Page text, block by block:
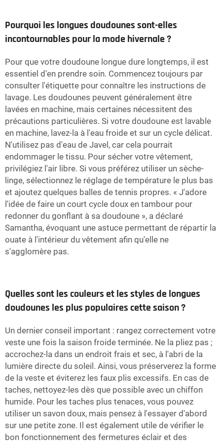
Pourquoi les longues doudounes sont-elles
incontournables pour la mode hivernale ?
Pour que votre doudoune longue dure longtemps, il est
essentiel d'en prendre soin. Commencez toujours par
consulter l'étiquette pour connaître les instructions de
lavage. Les doudounes peuvent généralement être
lavées en machine, mais certaines nécessitent des
précautions particulières. Si votre doudoune est lavable
en machine, lavez-la à l'eau froide et sur un cycle délicat.
N'utilisez pas d'eau de Javel, car cela pourrait
endommager le tissu. Pour sécher votre vêtement,
privilégiez l'air libre. Si vous préférez utiliser un sèche-
linge, sélectionnez le réglage de température le plus bas
et ajoutez quelques balles de tennis propres. « J'adore
l'idée de faire un court cycle doux en tambour pour
redonner du gonflant à sa doudoune », a déclaré
Samantha, évoquant une astuce permettant de répartir la
ouate à l'intérieur du vêtement afin qu'elle ne
s'agglomère pas.
Quelles sont les couleurs et les styles de longues
doudounes les plus populaires cette saison ?
Un dernier conseil important : rangez correctement votre
veste une fois la saison froide terminée. Ne la pliez pas ;
accrochez-la dans un endroit frais et sec, à l'abri de la
lumière directe du soleil. Ainsi, vous préserverez la forme
de la veste et éviterez les faux plis excessifs. En cas de
taches, nettoyez-les dès que possible avec un chiffon
humide. Pour les taches plus tenaces, vous pouvez
utiliser un savon doux, mais pensez à l'essayer d'abord
sur une petite zone. Il est également utile de vérifier le
bon fonctionnement des fermetures éclair et des